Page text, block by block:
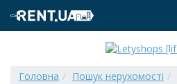
Головна Пошук нерухомості